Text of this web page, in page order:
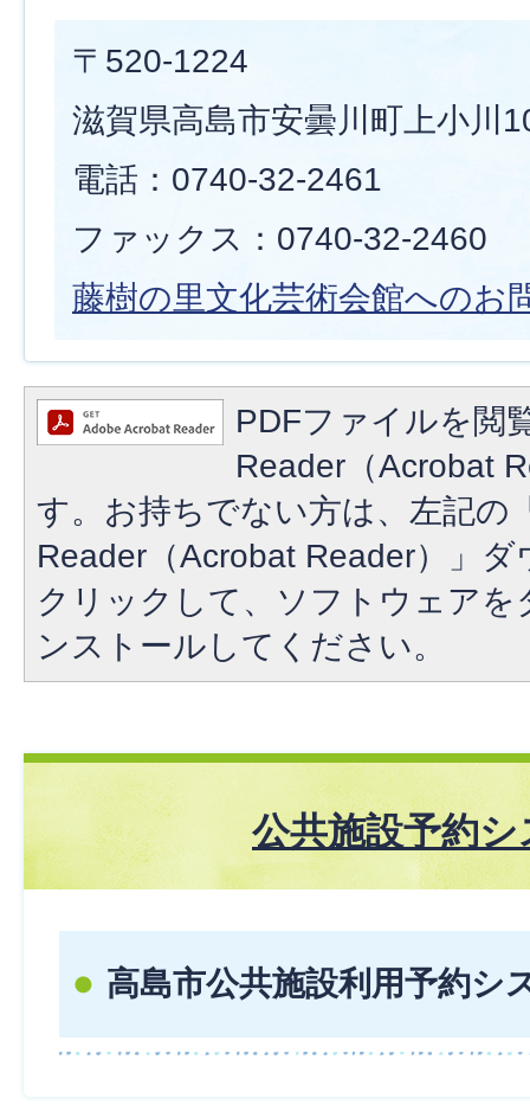
〒520-1224
滋賀県高島市安曇川町上小川
電話：0740-32-2461
ファックス：0740-32-2460
藤樹の里文化芸術会館へのお
PDFファイルを閲
Reader（Acrobat
す。お持ちでない方は、左記の
Reader（Acrobat Reader）」
クリックして、ソフトウェア
ンストールしてください。
公共施設予約
高島市公共施設利用予約シ